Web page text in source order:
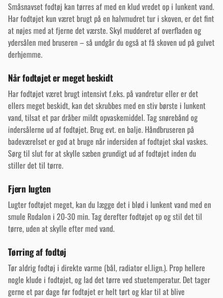
Småsnavset fodtøj kan tørres af med en klud vredet op i lunkent vand.
Har fodtøjet kun været brugt på en halvmudret tur i skoven, er det fint
at nøjes med at fjerne det værste. Skyl mudderet af overfladen og
ydersålen med bruseren – så undgår du også at få skoven ud på gulvet
derhjemme.
Når fodtøjet er meget beskidt
Har fodtøjet været brugt intensivt f.eks. på vandretur eller er det
ellers meget beskidt, kan det skrubbes med en stiv børste i lunkent
vand, tilsat et par dråber mildt opvaskemiddel. Tag snørebånd og
indersålerne ud af fodtøjet. Brug evt. en balje. Håndbruseren på
badeværelset er god at bruge når indersiden af fodtøjet skal vaskes.
Sørg til slut for at skylle sæben grundigt ud af fodtøjet inden du
stiller det til tørre.
Fjern lugten
Lugter fodtøjet meget, kan du lægge det i blød i lunkent vand med en
smule Rodalon i 20-30 min. Tag derefter fodtøjet op og stil det til
tørre, uden at skylle efter med vand.
Tørring af fodtøj
Tør aldrig fodtøj i direkte varme (bål, radiator el.lign.). Prop hellere
nogle klude i fodtøjet, og lad det tørre ved stuetemperatur. Det tager
gerne et par dage før fodtøjet er helt tørt og klar til at blive